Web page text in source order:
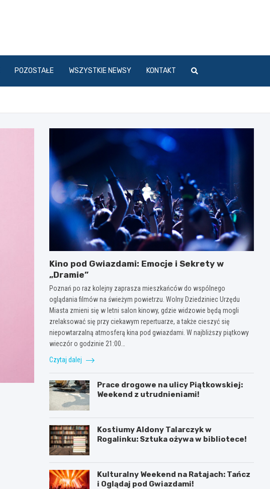
POZOSTAŁE WSZYSTKIE NEWSY KONTAKT
Kino pod Gwiazdami: Emocje i Sekrety w
„Dramie”
Poznań po raz kolejny zaprasza mieszkańców do wspólnego
oglądania filmów na świeżym powietrzu. Wolny Dziedziniec Urzędu
Miasta zmieni się w letni salon kinowy, gdzie widzowie będą mogli
zrelaksować się przy ciekawym repertuarze, a także cieszyć się
niepowtarzalną atmosferą kina pod gwiazdami. W najbliższy piątkowy
wieczór o godzinie 21:00…
Czytaj dalej
Prace drogowe na ulicy Piątkowskiej:
Weekend z utrudnieniami!
Kostiumy Aldony Talarczyk w
Rogalinku: Sztuka ożywa w bibliotece!
Kulturalny Weekend na Ratajach: Tańcz
i Oglądaj pod Gwiazdami!